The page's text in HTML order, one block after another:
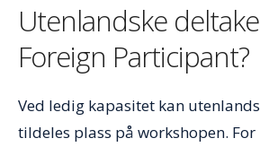
Utenlandske
Foreign Participant?
Ved ledig kapasitet kan
tildeles plass på workshopen.